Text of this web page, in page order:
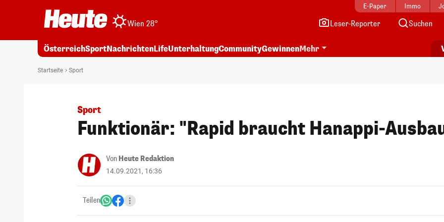
E-Paper Immo
Wien 28° Leser-Reporter Suchen
ÖsterreichSportNachrichtenLifeUnterhaltungCommunityGewinnenMehr
Startseite Sport
Sport
Funktionär: "Rapid braucht Hanappi-
Von Heute Redaktion
14.09.2021, 16:36
Teilen